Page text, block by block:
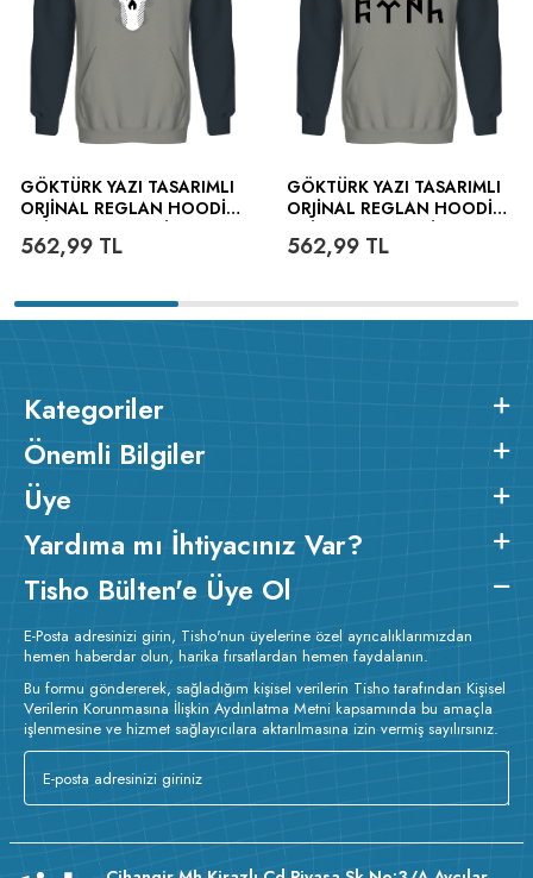
GÖKTÜRK YAZI TASARIMLI
ORJINAL REGLAN HOODIE
562,99 TL
GÖKTÜRK YAZI TASARIMLI
ORJINAL REGLAN HOODIE
562,99TL
Kategoriler
Önemli Bilgiler
Üye
Yardıma mı İhtiyacınız Var?
Tisho Bülten'e Üye Ol
E-Posta adresinizi girin, Tisho'nun üyelerine özel ayrıcalıklarımızdan
hemen haberdar olun, harika fırsatlardan hemen faydalanın.
Bu formu göndererek, sağladığım kişisel verilerin Tisho tarafından Kişisel
Verilerin Korunmasına İlişkin Aydınlatma Metni kapsamında bu amaçla
işlenmesine ve hizmet sağlayıcılara aktarılmasına izin vermiş sayılırsınız.